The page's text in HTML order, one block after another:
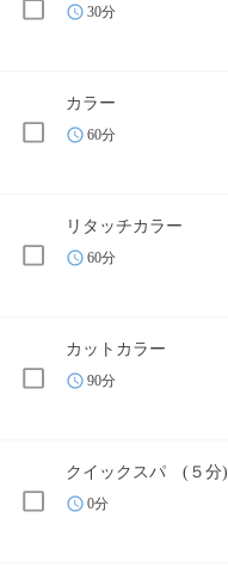
30分
カラー
60分
リタッチカラー
60分
カットカラー
90分
クイックスパ (５分)
0分